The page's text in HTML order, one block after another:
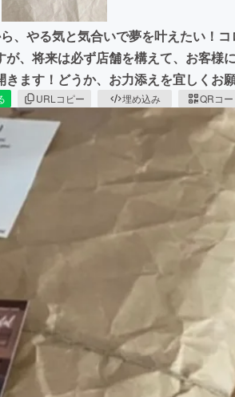
、やる気と気合いで夢を叶えたい！
、将来は必ず店舗を構えて、お客様
ます！どうか、お力添えを宜しくお
URLコピー 埋め込み QRコー